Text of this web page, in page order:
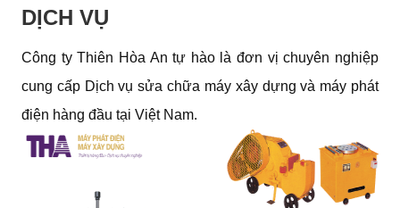
DỊCH VỤ
Công ty Thiên Hòa An tự hào là đơn vị chuyên nghiệp
cung cấp Dịch vụ sửa chữa máy xây dựng và máy phát
điện hàng đầu tại Việt Nam.